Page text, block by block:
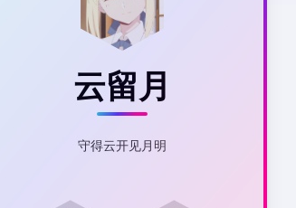
云留月
守得云开见月明